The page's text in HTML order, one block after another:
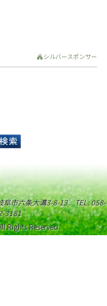
シルバースポンサー
阜市六条大溝3-8-13 TEL: 058-
3181
Rights Reserved.